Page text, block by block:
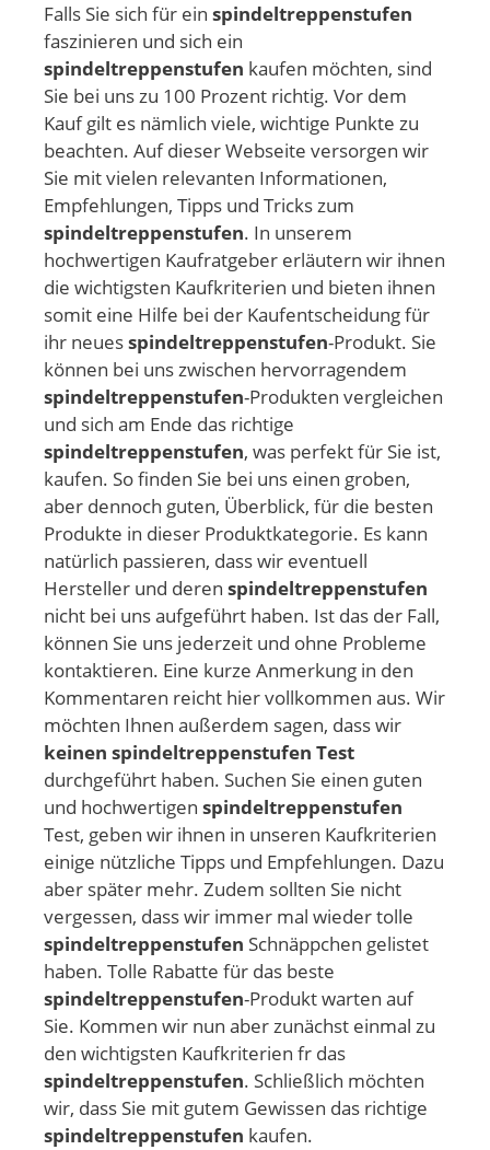
Falls Sie sich für ein spindeltreppenstufen
faszinieren und sich ein
spindeltreppenstufen kaufen möchten, sind
Sie bei uns zu 100 Prozent richtig. Vor dem
Kauf gilt es nämlich viele, wichtige Punkte zu
beachten. Auf dieser Webseite versorgen wir
Sie mit vielen relevanten Informationen,
Empfehlungen, Tipps und Tricks zum
spindeltreppenstufen. In unserem
hochwertigen Kaufratgeber erläutern wir ihnen
die wichtigsten Kaufkriterien und bieten ihnen
somit eine Hilfe bei der Kaufentscheidung für
ihr neuesspindeltreppenstufen-Produkt. Sie
können bei uns zwischen hervorragendem
spindeltreppenstufen-Produkten vergleichen
und sich am Ende das richtige
spindeltreppenstufen, was perfekt für Sie ist,
kaufen. So finden Sie bei uns einen groben,
aber dennoch guten, Überblick, für die besten
Produkte in dieser Produktkategorie. Es kann
natürlich passieren, dass wir eventuell
Hersteller und deren spindeltreppenstufen
nicht bei uns aufgeführt haben. Ist das der Fall,
können Sie uns jederzeit und ohne Probleme
kontaktieren. Eine kurze Anmerkung in den
Kommentaren reicht hier vollkommen aus. Wir
möchten Ihnen außerdem sagen, dass wir
keinen spindeltreppenstufen Test
durchgeführt haben. Suchen Sie einen guten
und hochwertigen spindeltreppenstufen
Test, geben wir ihnen in unseren Kaufkriterien
einige nützliche Tipps und Empfehlungen. Dazu
aber später mehr. Zudem sollten Sie nicht
vergessen, dass wir immer mal wieder tolle
spindeltreppenstufen Schnäppchen gelistet
haben. Tolle Rabatte für das beste
spindeltreppenstufen-Produkt warten auf
Sie. Kommen wir nun aber zunächst einmal zu
den wichtigsten Kaufkriterien fr das
spindeltreppenstufen. Schließlich möchten
wir, dass Sie mit gutem Gewissen das richtige
spindeltreppenstufen kaufen.